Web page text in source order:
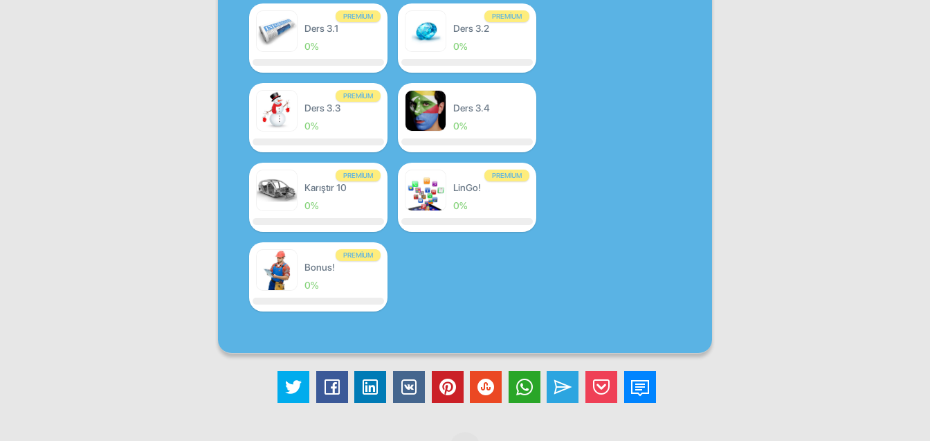
PREMIUM
Ders 3.1
0%
PREMIUM
Ders 3.2
0%
PREMIUM
Ders 3.3
0%
Ders 3.4
0%
PREMIUM
Karıştır 10
0%
PREMIUM
LinGo!
0%
PREMIUM
Bonus!
0%